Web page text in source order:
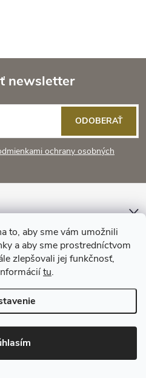
to, aby sme vám umožnili
a aby sme prostredníctvom
zlepšovali jej funkčnosť,
tu.
newsletter
ochrany osobných
ODOBERAŤ
Shoptet